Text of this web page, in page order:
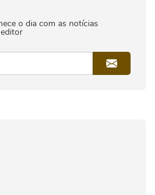
o dia com as notícias